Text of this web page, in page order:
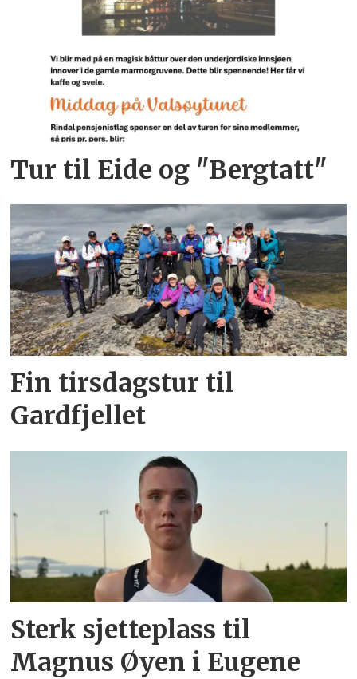
Tur til Eide og "Bergtatt"
Fin tirsdagstur til
Gardfjellet
Sterk sjetteplass til
Magnus Øyen i Eugene